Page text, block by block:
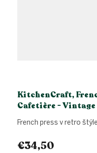
KitchenCraft,
Cafetière - Vintage
€34,50
French press v retro